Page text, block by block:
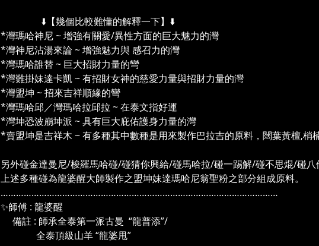
⬇️【幾個比較難懂的解釋一下】⬇️
*灣瑪哈神尼 ~ 增強有關愛/異性方面的巨大魅力的灣
*灣神尼沾湯來論 ~ 增強魅力與 感召力的灣
*灣瑪哈誰替 ~ 巨大招財力量的彎
*灣難掛妹達卡凱 ~ 有招財女神的慈愛力量與招財力量的灣
*灣盟坤 ~ 招來吉祥順緣的彎
*灣瑪哈邱／灣瑪哈拉邱拉 ~ 在泰文指好運
*灣坤恐波崩坤派 ~ 具有巨大庇佑護身力量的灣
*賣盟坤是吉祥木 ~ 有多種其中數種是用來製作巴拉吉的原料，闊葉黃檀,梢
另外碰金達曼尼/梭羅馬哈碰/碰猜你興給/碰馬哈拉/碰一踢解/碰不思焜/碰八
上述多種碰為龍婆醒大師製作之盟坤妹達瑪哈尼翁聖粉之部分組成原料。
………………………………………………………………………………………………
✨師傅 : 龍婆醒
備註 : 師承全泰第一派古曼 “龍普添”/
全泰頂級山羊 “龍婆甩”